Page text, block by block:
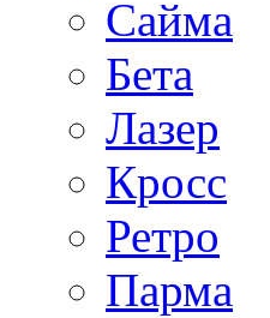
Сайма
Бета
Лазер
Кросс
Ретро
Парма